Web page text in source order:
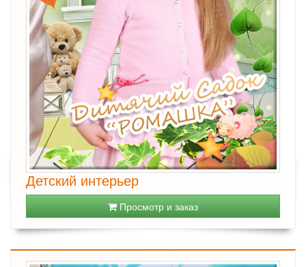
Детский интерьер
Просмотр и заказ